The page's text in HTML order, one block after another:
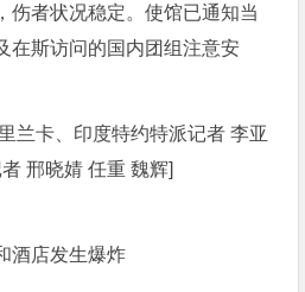
伤者状况稳定。使馆已通知当
在斯访问的国内团组注意安
卡、印度特约特派记者 李亚
邢晓婧 任重 魏辉]
酒店发生爆炸